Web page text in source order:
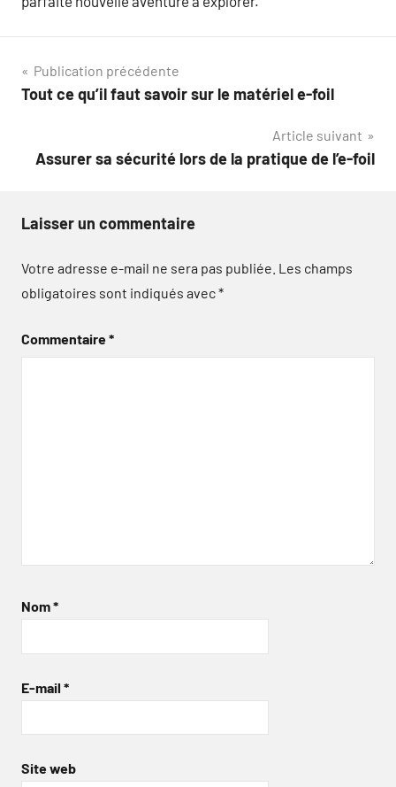
Navigation
de
Publication précédente
Tout ce qu’il faut savoir sur le matériel e-foil
Article suivant
Assurer sa sécurité lors de la pratique de l’e-foil
Laisser un commentaire
Votre adresse e-mail ne sera pas publiée. Les champs
obligatoires sont indiqués avec*
Commentaire*
Nom*
E-mail *
Site web